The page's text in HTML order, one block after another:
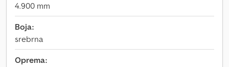
4.900 mm
Boja:
srebrna
Oprema: